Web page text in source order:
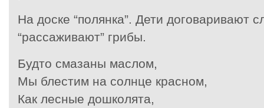
На доске “полянка”. Дети договаривают
“рассаживают” грибы.
Будто смазаны маслом,
Мы блестим на солнце красном,
Как лесные дошколята,